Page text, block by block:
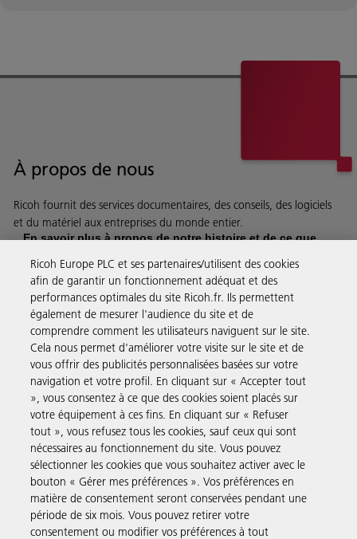
À propos de nous
Ricoh fournit des services documentaires, des conseils, des logiciels
et du matériel aux entreprises du monde entier.
En savoir plus à propos de notre histoire et de ce que
Solutions pour les entreprises
Produits et Services
Assistance & Contact
Ressources
Ricoh Europe PLC et ses partenaires/utilisent des cookies
afin de garantir un fonctionnement adéquat et des
performances optimales du site Ricoh.fr. Ils permettent
également de mesurer l'audience du site et de
comprendre comment les utilisateurs naviguent sur le site.
Cela nous permet d'améliorer votre visite sur le site et de
vous offrir des publicités personnalisées basées sur votre
navigation et votre profil. En cliquant sur « Accepter tout
», vous consentez à ce que des cookies soient placés sur
votre équipement à ces fins. En cliquant sur « Refuser
tout », vous refusez tous les cookies, sauf ceux qui sont
nécessaires au fonctionnement du site. Vous pouvez
sélectionner les cookies que vous souhaitez activer avec le
bouton « Gérer mes préférences ». Vos préférences en
matière de consentement seront conservées pendant une
période de six mois. Vous pouvez retirer votre
consentement ou modifier vos préférences à tout